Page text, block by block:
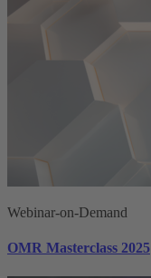
Webinar-on-Demand
OMR Masterclass 2025